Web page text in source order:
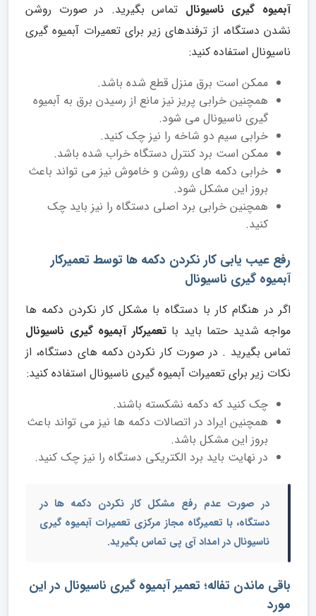
آبمیوه گیری ناسیونال تماس بگیرید. در صورت روشن
نشدن دستگاه، از ترفندهای زیر برای تعمیرات آبمیوه گیری
ناسیونال استفاده کنید:
ممکن است برق منزل قطع شده باشد.
همچنین خرابی پریز نیز مانع از رسیدن برق به آبمیوه
گیری ناسیونال می شود.
خرابی سیم دو شاخه را نیز چک کنید.
ممکن است برد کنترل دستگاه خراب شده باشد.
خرابی دکمه های روشن و خاموش نیز می تواند باعث
بروز این مشکل شود.
همچنین خرابی برد اصلی دستگاه را نیز باید چک
کنید.
رفع عیب یابی کار نکردن دکمه ها توسط تعمیرکار
آبمیوه گیری ناسیونال
اگر در هنگام کار با دستگاه با مشکل کار نکردن دکمه ها
مواجه شدید حتما باید باتعمیرکار آبمیوه گیری ناسیونال
تماس بگیرید . در صورت کار نکردن دکمه های دستگاه، از
نکات زیر برای تعمیرات آبمیوه گیری ناسیونال استفاده کنید:
چک کنید که دکمه نشکسته باشند.
همچنین ایراد در اتصالات دکمه ها نیز می تواند باعث
بروز این مشکل باشد.
در نهایت باید برد الکتریکی دستگاه را نیز چک کنید.
در صورت عدم رفع مشکل کار نکردن دکمه ها در
دستگاه، با تعمیرگاه مجاز مرکزی تعمیرات آبمیوه گیری
ناسیونال در امداد آی پی تماس بگیرید.
باقی ماندن تفاله؛ تعمیر آبمیوه گیری ناسیونال در این
مورد